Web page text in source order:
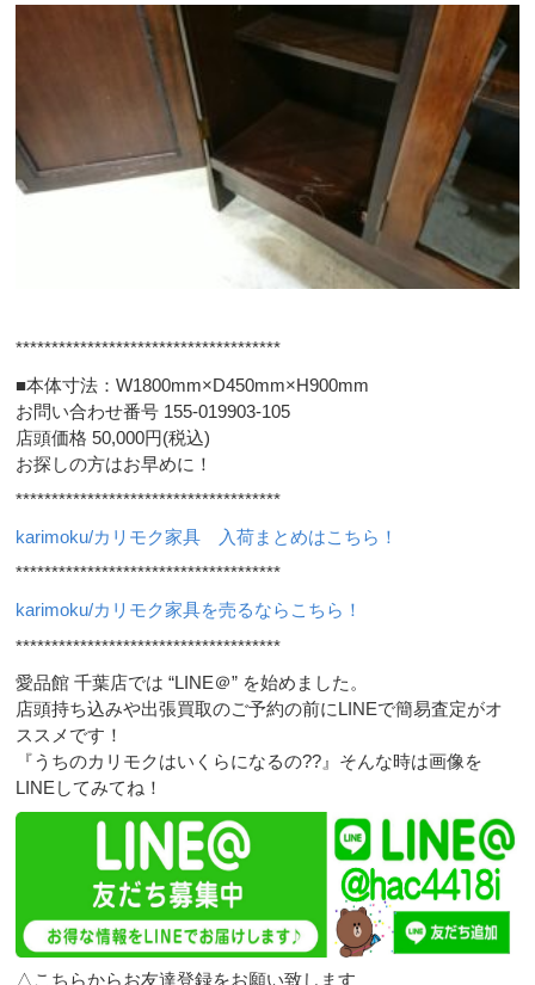
*************************************
■本体寸法：W1800mm×D450mm×H900mm
お問い合わせ番号 155-019903-105
店頭価格 50,000円(税込)
お探しの方はお早めに！
*************************************
karimoku/カリモク家具 入荷まとめはこちら！
*************************************
karimoku/カリモク家具を売るならこちら！
*************************************
愛品館 千葉店では “LINE＠” を始めました。
店頭持ち込みや出張買取のご予約の前にLINEで簡易査定がオ
ススメです！
『うちのカリモクはいくらになるの??』そんな時は画像を
LINEしてみてね！
△こちらからお友達登録をお願い致します